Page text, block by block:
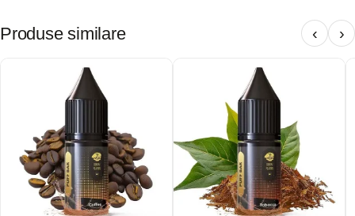
Produse similare ‹ ›